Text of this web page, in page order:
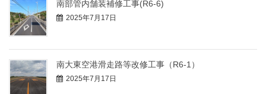
南部管内舗装補修工事(R6-6)
2025年7月17日
南大東空港滑走路等改修工事（R6-1）
2025年7月17日